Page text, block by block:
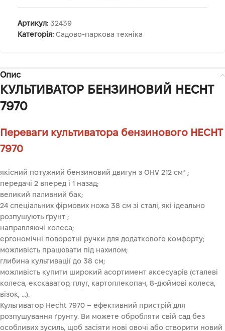
Артикул: 32439
Категорія: Садово-паркова техніка
Опис
КУЛЬТИВАТОР БЕНЗИНОВИЙ HECHT
7970
Переваги культиватора бензинового HECHT
7970
якісний потужний бензиновий двигун з OHV 212 см³ ;
передачі 2 вперед і 1 назад;
великий паливний бак;
24 спеціальних фірмових ножа 38 см зі сталі, які ідеально
розпушують ґрунт ;
направляючі колеса;
ергономічні поворотні ручки для додаткового комфорту;
можливість працювати під нахилом;
глибина культивації до 38 см;
можливість купити широкий асортимент аксесуарів (сталеві
колеса, екскаватор, плуг, картоплекопач, 8-дюймові колеса,
візок, …).
Культиватор Hecht 7970 – ефективний пристрій для
розпушування ґрунту. Ви можете обробляти свій сад без
особливих зусиль, щоб засіяти нові овочі або створити новий